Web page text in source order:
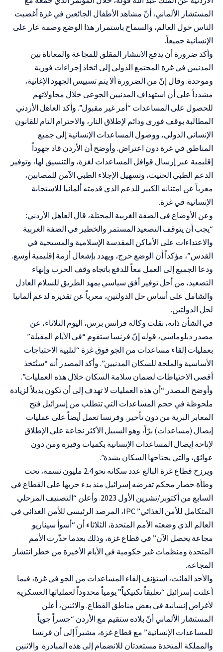
المستشار الألماني، أنّ مشاهد الأطفال الجائعين في غزة أغضبت
الناس حول العالم، والسماح باستمرار هذا الوضع وصمة عار على
الإنسانية جميعاً.
وأكد ضرورة أن يدفع الانتشار المقلق للمجاعة والمعاناة بين
المدنيين في غزة المجتمع الدولي إلى اتخاذ إجراءات فورية
وموحدة. وقال إنّ من الضرورة ألا يتم تسييس الجهود الإغاثية،
مشدداً على أن استهداف المدنيين الجوعى خلال محاولاتهم
للحصول على المساعدات “أمر غير مقبول”. وأكد العاهل الأردني
المطالبة بوقف فوري ودائم لإطلاق النار، والاحترام التام للقانون
الإنساني الدولي، ووصول المساعدات الإنسانية إلى جميع
المناطق في غزة دون اعتراض. وأوضح أن الأردن قاد جهوداً
إقليمية عبر إرسال قوافل المساعدات لغزة، والتنسيق لها، وتوفير
الدعم الطبي الحثيث، وتسهيل الإجلاء الطبي الآمن للمصابين،
معرباً عن امتنانه الكبير للدعم الذي قدمته ألمانيا للاستجابة
الإنسانية في غزة.
وعن الأوضاع في الضفة الغربية المحتلة، قال العاهل الأردني:
“يجب أن يتوقف التصعيد المستمر والخطير في الضفة الغربية
والاعتداءات على الأماكن المقدسة الإسلامية والمسيحية في
القدس”، مؤكداً أن الوضع حرج، ويهدد بإشعال أزمة إقليمية أوسع.
ودعا الجميع إلى العمل معاً للدفع باتجاه وقف الحرب وإنهاء
التصعيد، من أجل توفير أفق سياسي يمهد الطريق للسلام العادل
والشامل على أساس حل الدولتين، معرباً عن تقديره لدعم ألمانيا
لحل الدولتين.
في الشأن ذاته، نقلت وكالة فرانس برس، اليوم الثلاثاء، عن
مصدر دبلوماسي، قوله إنّ فرنسا ستقوم “في الأيام المقبلة”
بعمليات إلقاء مساعدات من الجو فوق غزة “لتلبية الاحتياجات
الأساسية والملحة للسكان المدنيين”. وأكد المصدر أنه “ستُتخذ
أقصى الاحتياطات لضمان سلامة السكان خلال هذه العمليات”.
وأوضح المصدر “أن هذه العمليات لا تهدف إلى أن تكون بديلاً لزيادة
ملحوظة في حجم المساعدات التي تتطلب من إسرائيل فتح
المعابر البرية من دون تأخير. وفرنسا تعمل أيضاً على عمليات
إيصال (مساعدات) برّاً، وهو السبيل الأكثر نجاعة على الإطلاق
لإتاحة إيصال المساعدات الإنسانية بكميات وفيرة ومن دون
عوائق، والتي يحتاجها السكان بشدة”.
ويرزح قطاع غزة البالغ عدد سكانه نحو 2.4 مليون نسمة، تحت
وطأة حصار محكم تفرضه إسرائيل منذ بدء حربها على القطاع في
السابع من أكتوبر/تشرين الأول 2023. وأعلن “التصنيف المرحلي
المتكامل للأمن الغذائي” IPC، المرصد الرئيسي للأمن الغذائي في
العالم الذي وضعته الأمم المتحدة، الثلاثاء أن “أسوأ سيناريو
مجاعة يحصل الآن” في قطاع غزة، وذلك بعدما حذّرت الأمم
المتحدة ومنظمات غير حكومية في الأيام الأخيرة من خطر انتشار
المجاعة.
والأحد الفائت، استؤنف إلقاء المساعدات من الجو في غزة، فيما
أعلنت إسرائيل “تعليقاً تكتيكياً” يومياً محدوداً لعملياتها العسكرية
لأغراض إنسانية في بعض مناطق القطاع. والاثنين، أعلن
المستشار الألماني أنّ بلاده ستقيم مع الأردن “جسراً جوياً
للمساعدات الإنسانية” مع قطاع غزة، مشيراً إلى أن فرنسا
والمملكة المتحدة مستعدتان للانضمام إلى هذه المبادرة. والاثنين